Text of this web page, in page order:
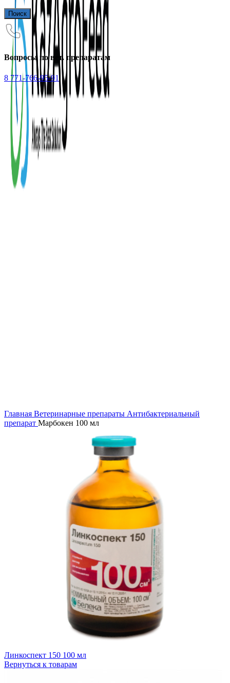
Поиск
Вопросы по вет. препаратам
8 771-766-95-91
Главная Ветеринарные препараты Антибактериальный
препарат Марбокен 100 мл
Линкоспект 150 100 мл
Вернуться к товарам